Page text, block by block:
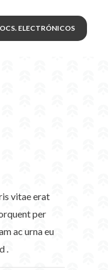
ELECTRÓNICOS
vitae erat
per
ac urna eu
.